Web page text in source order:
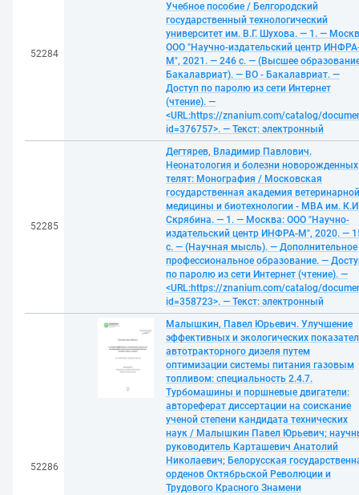
52284
Учебное пособие / Белгородский
государственный технологический
университет им. В.Г. Шухова. — 1. —
ООО "Научно-издательский центр
М", 2021. — 246 с. — (Высшее
Бакалавриат). — ВО - Бакалавриат. —
Доступ по паролю из сети Интернет
(чтение). —
<URL:https://znanium.com/catalog/
id=376757>. — Текст: электронный
52285
Дегтярев, Владимир Павлович.
Неонатология и болезни новорожденных
телят: Монография / Московская
государственная академия ветеринарной
медицины и биотехнологии - МВА им.
Скрябина. — 1. — Москва: ООО "Научно-
издательский центр ИНФРА-М", 2020. —
с. — (Научная мысль). — Дополнительное
профессиональное образование. —
по паролю из сети Интернет (чтение). —
<URL:https://znanium.com/catalog/
id=358723>. — Текст: электронный
52286
Малышкин, Павел Юрьевич. Улучшение
эффективных и экологических
автотракторного дизеля путем
оптимизации системы питания газовым
топливом: специальность 2.4.7.
Турбомашины и поршневые двигатели:
автореферат диссертации на соискание
ученой степени кандидата технических
наук / Малышкин Павел Юрьевич;
руководитель Карташевич Анатолий
Николаевич; Белорусская
орденов Октябрьской Революции и
Трудового Красного Знамени